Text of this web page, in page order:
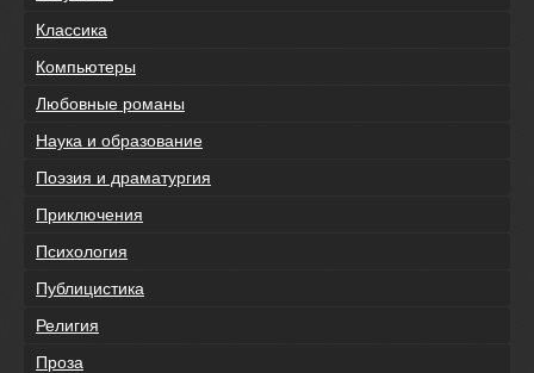
Классика
Компьютеры
Любовные романы
Наука и образование
Поэзия и драматургия
Приключения
Психология
Публицистика
Религия
Проза